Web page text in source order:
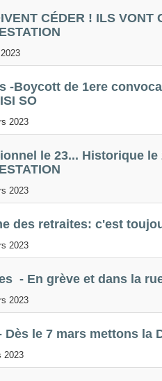
CÉDER ! ILS VONT
-Boycott de 1ere
SO
2023
le 23... Historique le
2023
des retraites: c'est
2023
- En grève et dans la
2023
Dès le 7 mars mettons la
2023